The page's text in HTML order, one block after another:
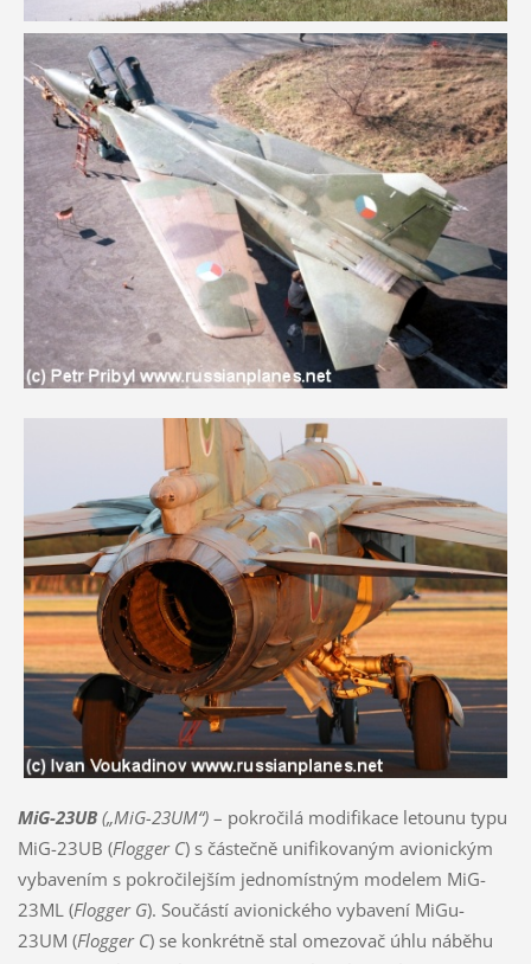
MiG-23UB („MiG-23UM“)– pokročilá modifikace letounu typu
MiG-23UB (Flogger C) s částečně unifikovaným avionickým
vybavením s pokročilejším jednomístným modelem MiG-
23ML (Flogger G). Součástí avionického vybavení MiGu-
23UM (Flogger C) se konkrétně stal omezovač úhlu náběhu